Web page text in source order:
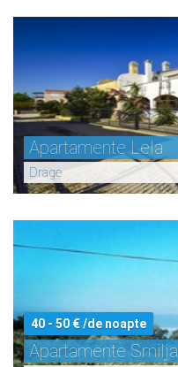
Apartamente Lela
Drage
40 - 50 € /de noapte
Apartamente Smilja